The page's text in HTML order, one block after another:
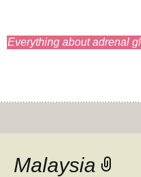
Everything about adrenal
Malaysia